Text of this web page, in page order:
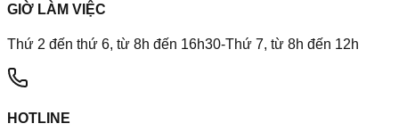
GIỜ LÀM VIỆC
Thứ 2 đến thứ 6, từ 8h đến 16h30-Thứ 7, từ 8h đến 12h
HOTLINE